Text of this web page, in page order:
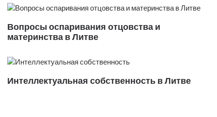
Вопросы оспаривания отцовства и
материнства в Литве
Интеллектуальная собственность в Литве